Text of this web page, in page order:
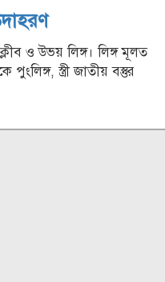
ও উভয় লিঙ্গ। লিঙ্গ মূলত
স্ত্রী জাতীয় বস্তুর